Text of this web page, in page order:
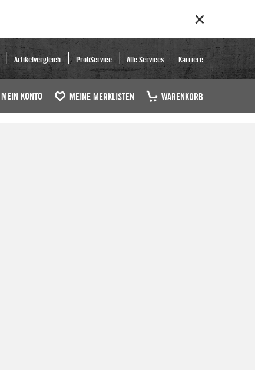
Artikelvergleich ProfiService Alle Services Karriere
MEIN KONTO MEINE MERKLISTEN WARENKORB